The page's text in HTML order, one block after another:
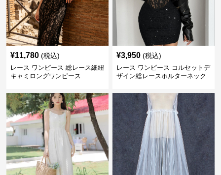
¥11,780 (税込)
レース ワンピース 総レース細紐
キャミロングワンピース
¥3,950 (税込)
レース ワンピース コルセットデ
ザイン総レースホルターネック